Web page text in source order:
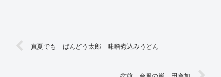
真夏でも ばんどう太郎 味噌煮込みうどん